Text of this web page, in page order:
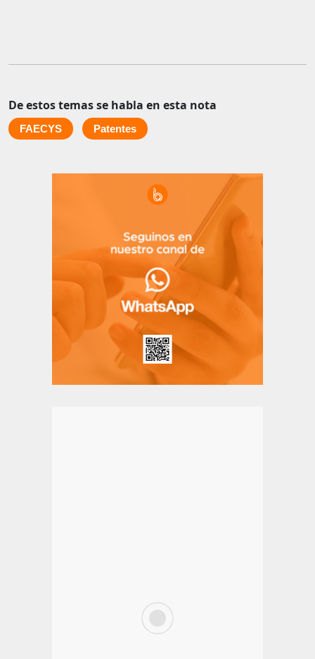
De estos temas se habla en esta nota
FAECYS Patentes